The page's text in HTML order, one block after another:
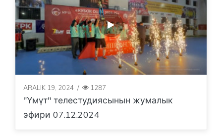
ARALIK 19, 2024 / 1287
"Үмүт" телестудиясынын жумалык
эфири 07.12.2024